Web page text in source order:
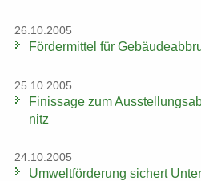
26.10.2005
För­der­mit­tel für
25.10.2005
Fi­nis­sa­ge zum
nitz
24.10.2005
Um­welt­för­de­rung si­chert